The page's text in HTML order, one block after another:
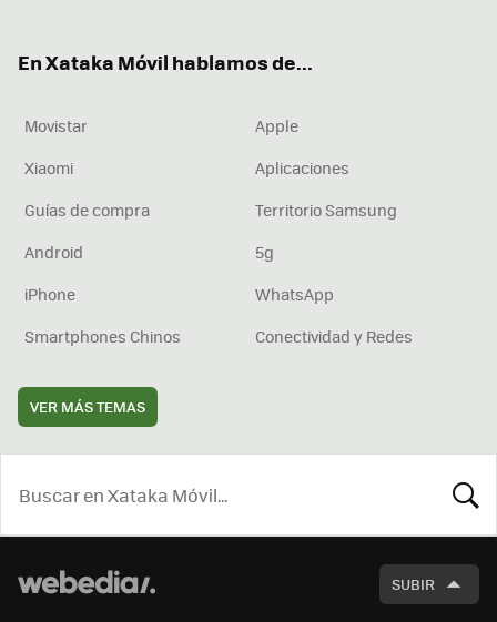
En Xataka Móvil hablamos de...
Movistar
Apple
Xiaomi
Aplicaciones
Guías de compra
Territorio Samsung
Android
5g
iPhone
WhatsApp
Smartphones Chinos
Conectividad y Redes
VER MÁS TEMAS
SUBIR